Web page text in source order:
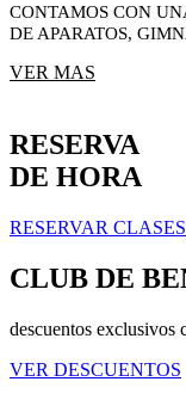
CONTAMOS CON
DE APARATOS,
VER MAS
RESERVA
DE HORA
RESERVAR CLASES
CLUB DE
descuentos exclusivos
VER DESCUENTOS